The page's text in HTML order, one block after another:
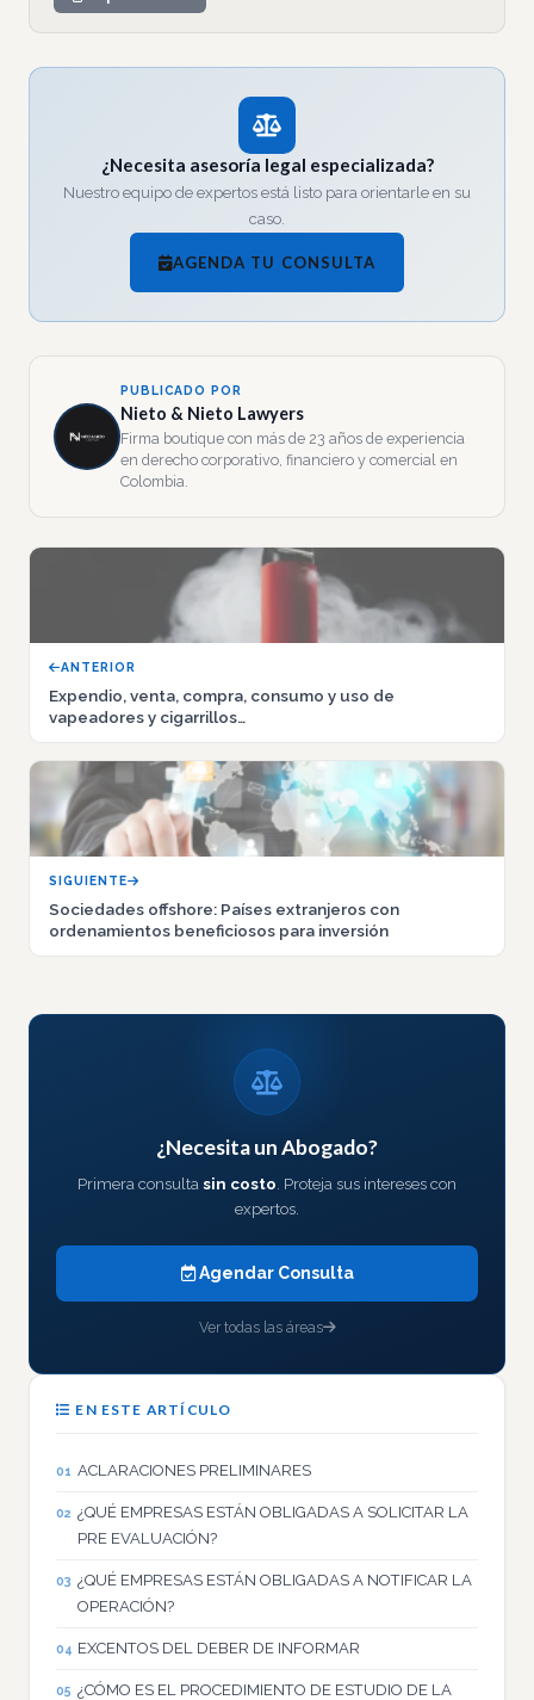
¿Necesita asesoría legal especializada?
Nuestro equipo de expertos está listo para orientarle en su
caso.
AGENDA TU CONSULTA
PUBLICADO POR
Nieto & Nieto Lawyers
Firma boutique con más de 23 años de experiencia
en derecho corporativo, financiero y comercial en
Colombia.
ANTERIOR
Expendio, venta, compra, consumo y uso de
vapeadores y cigarrillos…
SIGUIENTE
Sociedades offshore: Países extranjeros con
ordenamientos beneficiosos para inversión
¿Necesita un Abogado?
Primera consulta sin costo. Proteja sus intereses con
expertos.
Agendar Consulta
Ver todas las áreas
EN ESTE ARTÍCULO
ACLARACIONES PRELIMINARES
¿QUÉ EMPRESAS ESTÁN OBLIGADAS A SOLICITAR LA
PRE EVALUACIÓN?
¿QUÉ EMPRESAS ESTÁN OBLIGADAS A NOTIFICAR LA
OPERACIÓN?
EXCENTOS DEL DEBER DE INFORMAR
¿CÓMO ES EL PROCEDIMIENTO DE ESTUDIO DE LA